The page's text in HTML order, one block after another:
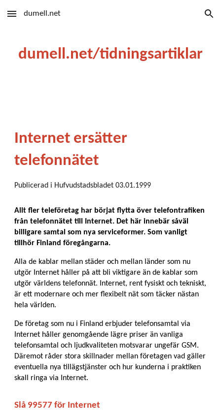
Skip to main content Skip to navigation
dumell.net
dumell.net/tidningsartiklar
Internet ersätter
telefonnätet
Publicerad i Hufvudstadsbladet 03.01.1999
Allt fler teleföretag har börjat flytta över telefontrafiken
från telefonnätet till Internet. Det här innebär såväl
billigare samtal som nya serviceformer. Som vanligt
tillhör Finland föregångarna.
Alla de kablar mellan städer och mellan länder som nu
utgör Internet håller på att bli viktigare än de kablar som
utgör världens telefonnät. Internet, rent fysiskt och tekniskt,
är ett modernare och mer flexibelt nät som täcker nästan
hela världen.
De företag som nu i Finland erbjuder telefonsamtal via
Internet håller genomgående lägre priser än vanliga
telefonsamtal och ljudkvaliteten motsvarar ungefär GSM.
Däremot råder stora skillnader mellan företagen vad gäller
eventuella nya tillägstjänster och hur kunderna i praktiken
skall ringa via Internet.
Slå 99577 för Internet